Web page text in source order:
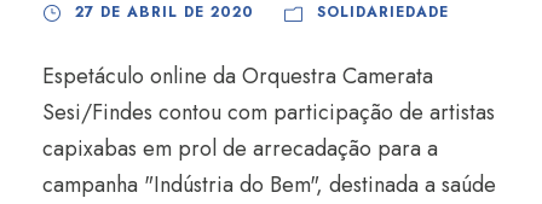
27 DE ABRIL DE 2020 SOLIDARIEDADE
Espetáculo online da Orquestra Camerata
Sesi/Findes contou com participação de artistas
capixabas em prol de arrecadação para a
campanha "Indústria do Bem", destinada a saúde